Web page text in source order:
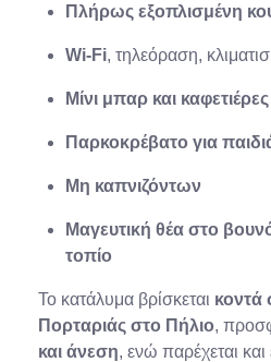
Πλήρως εξοπλισμένη
Wi-Fi, τηλεόραση,
Μίνι μπαρ και καφετιέρες
Παρκοκρέβατο για
Μη καπνιζόντων
Μαγευτική θέα στο
τοπίο
Το κατάλυμα βρίσκεται κοντά
Πορταριάς στο Πήλιο,
και άνεση, ενώ παρέχεται και